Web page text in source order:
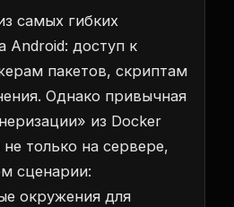
самых гибких
Android: доступ к
пакетов, скриптам
Однако привычная
из Docker
не только на сервере,
сценарии:
окружения для